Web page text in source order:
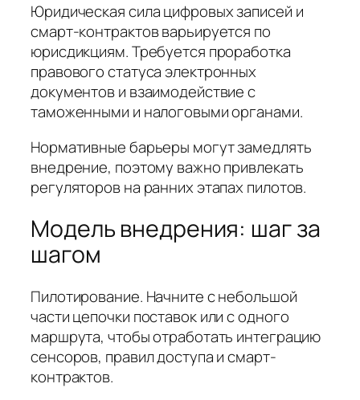
Юридическая сила цифровых записей и
смарт-контрактов варьируется по
юрисдикциям. Требуется проработка
правового статуса электронных
документов и взаимодействие с
таможенными и налоговыми органами.
Нормативные барьеры могут замедлять
внедрение, поэтому важно привлекать
регуляторов на ранних этапах пилотов.
Модель внедрения: шаг за
шагом
Пилотирование. Начните с небольшой
части цепочки поставок или с одного
маршрута, чтобы отработать интеграцию
сенсоров, правил доступа и смарт-
контрактов.